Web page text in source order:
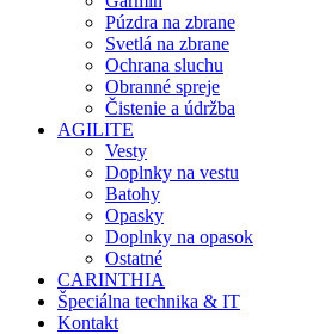
Púzdra na zbrane
Svetlá na zbrane
Ochrana sluchu
Obranné spreje
Čistenie a údržba
AGILITE
Vesty
Doplnky na vestu
Batohy
Opasky
Doplnky na opasok
Ostatné
CARINTHIA
Špeciálna technika & IT
Kontakt